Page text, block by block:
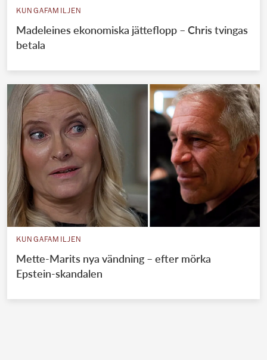
KUNGAFAMILJEN
Madeleines ekonomiska jätteflopp – Chris tvingas
betala
KUNGAFAMILJEN
Mette-Marits nya vändning – efter mörka
Epstein-skandalen